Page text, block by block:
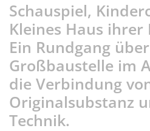
Schauspiel,
Kleines Haus ihrer
Ein Rundgang
Großbaustelle im
die Verbindung
Originalsubstanz
Technik.